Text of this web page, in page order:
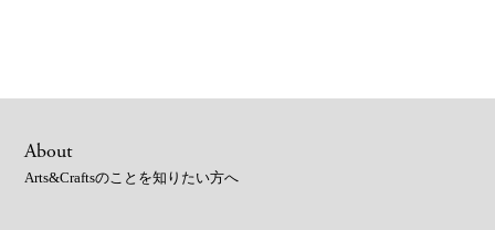
About
Arts&Craftsのことを知りたい方へ